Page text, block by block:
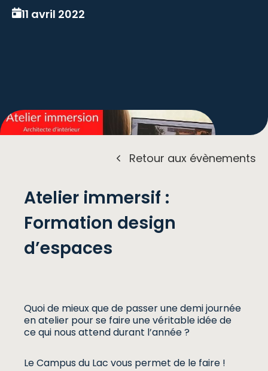
11 avril 2022
Retour aux évènements
Atelier immersif :
Formation design
d’espaces
Quoi de mieux que de passer une demi journée
en atelier pour se faire une véritable idée de
ce qui nous attend durant l’année ?
Le Campus du Lac vous permet de le faire !